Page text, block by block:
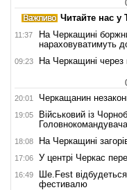
Читайте нас у
11:37
На Черкащині
нараховуватимуть
09:23 На Черкащині через
20:01 Черкащанин
19:05
Військовий із
18:08 На Черкащині
17:06 У центрі Черкас
16:49
Ше.Fest
фестивалю